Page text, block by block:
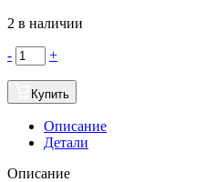
2 в наличии
- +
Купить
Описание
Детали
Описание